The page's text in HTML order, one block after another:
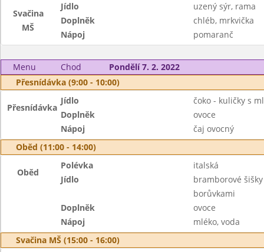
Svačina
MŠ
Jídlo
uzený sýr, rama
Doplněk
chléb, mrkvička
Nápoj
pomaranč
Menu Chod
Pondělí 7. 2. 2022
Přesnídávka (9:00 - 10:00)
Přesnídávka
Jídlo
čoko - kuličky s
Doplněk
ovoce
Nápoj
čaj ovocný
Oběd (11:00 - 14:00)
Oběd
Polévka
italská
Jídlo
bramborové
borůvkami
Doplněk
ovoce
Nápoj
mléko, voda
Svačina MŠ (15:00 - 16:00)